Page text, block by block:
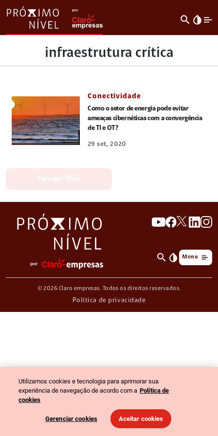
search invert_colors
infraestrutura crítica
Conectividade
Como o setor de energia pode evitar
ameaças cibernéticas com a convergência
de TI e OT?
29 set, 2020
search invert_colors Menu
© 2026 Claro empresas. Todos os direitos reservados.
Política de privacidade
Utilizamos cookies e tecnologia para aprimorar sua
experiência de navegação de acordo com a Política de
cookies
Gerenciar cookies Aceitar cookies